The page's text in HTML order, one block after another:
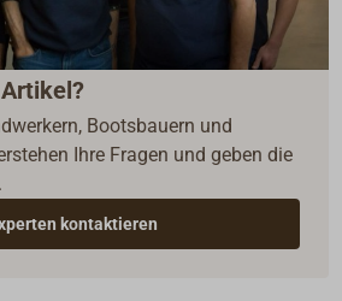
Bootsbauern und
Ihre Fragen und geben die
kontaktieren